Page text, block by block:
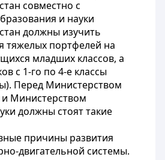
совместно с
и науки
должны изучить
тяжелых портфелей на
младших классов, а
с 1-го по 4-е классы
Перед Министерством
Министерством
должны стоят такие
причины развития
двигательной системы.